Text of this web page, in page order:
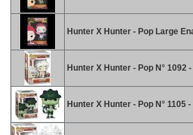
Hunter X Hunter - Pop Large
Hunter X Hunter - Pop N° 1092
Hunter X Hunter - Pop N° 1105